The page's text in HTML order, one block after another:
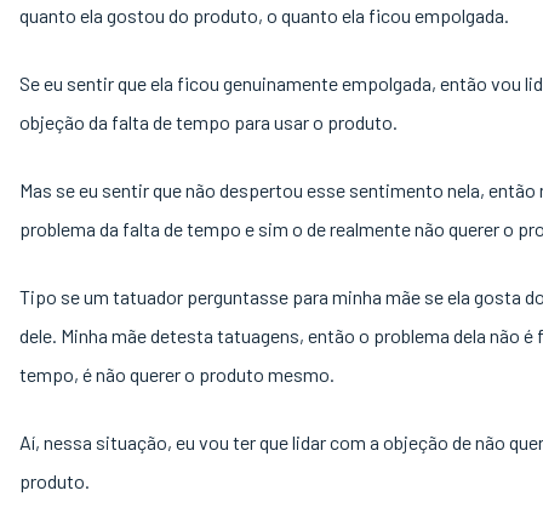
quanto ela gostou do produto, o quanto ela ficou empolgada.
Se eu sentir que ela ficou genuinamente empolgada, então vou
objeção da falta de tempo para usar o produto.
Mas se eu sentir que não despertou esse sentimento nela, então
problema da falta de tempo e sim o de realmente não querer o
Tipo se um tatuador perguntasse para minha mãe se ela gosta
dele. Minha mãe detesta tatuagens, então o problema dela não é
tempo, é não querer o produto mesmo.
Aí, nessa situação, eu vou ter que lidar com a objeção de não
produto.